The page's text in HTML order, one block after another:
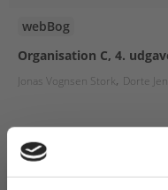
webBog
Organisation C, 4.
Jonas Vognsen Stork Dorte Jensen
Fra